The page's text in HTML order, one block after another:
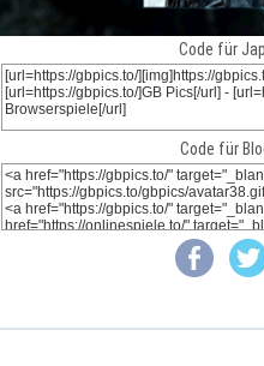
Code für
Code für